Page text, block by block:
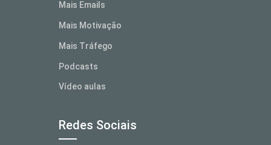
Mais Emails
Mais Motivação
Mais Tráfego
Podcasts
Vídeo aulas
Redes Sociais